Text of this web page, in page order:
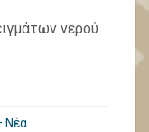
νερού
Νέα